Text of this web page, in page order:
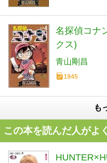
名探偵コナ
クス)
青山剛昌
1945
も
この本を読んだ人がよ